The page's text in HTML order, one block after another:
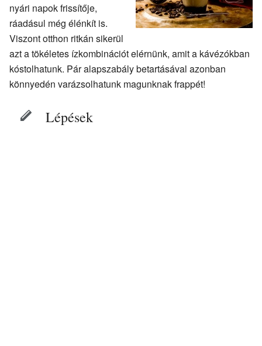
nyári napok frissítője,
ráadásul még élénkít is.
Viszont otthon ritkán sikerül
azt a tökéletes ízkombinációt elérnünk, amit a kávézókban
kóstolhatunk. Pár alapszabály betartásával azonban
könnyedén varázsolhatunk magunknak frappét!
Lépések